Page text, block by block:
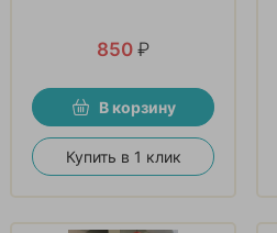
850 ₽
В корзину
Купить в 1 клик